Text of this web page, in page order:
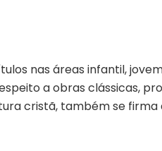
nas áreas infantil,
a obras clássicas,
cristã, também se